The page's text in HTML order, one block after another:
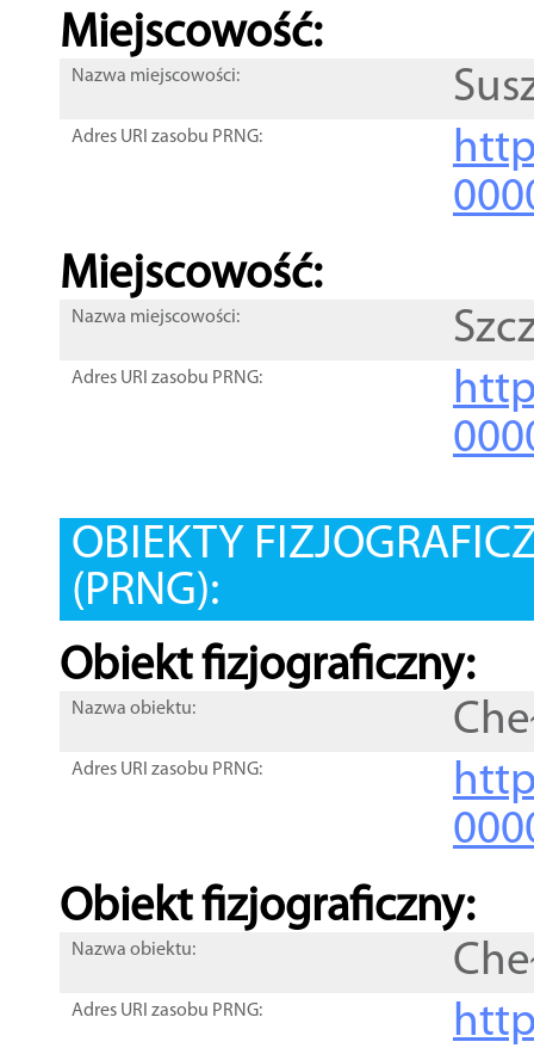
Miejscowość:
Nazwa miejscowości:
Adres URI zasobu PRNG:
Miejscowość:
Nazwa miejscowości:
Adres URI zasobu PRNG:
OBIEKTY
(PRNG):
Obiekt fizjograficzny:
Nazwa obiektu:
Adres URI zasobu PRNG:
Obiekt fizjograficzny:
Nazwa obiektu:
Adres URI zasobu PRNG: